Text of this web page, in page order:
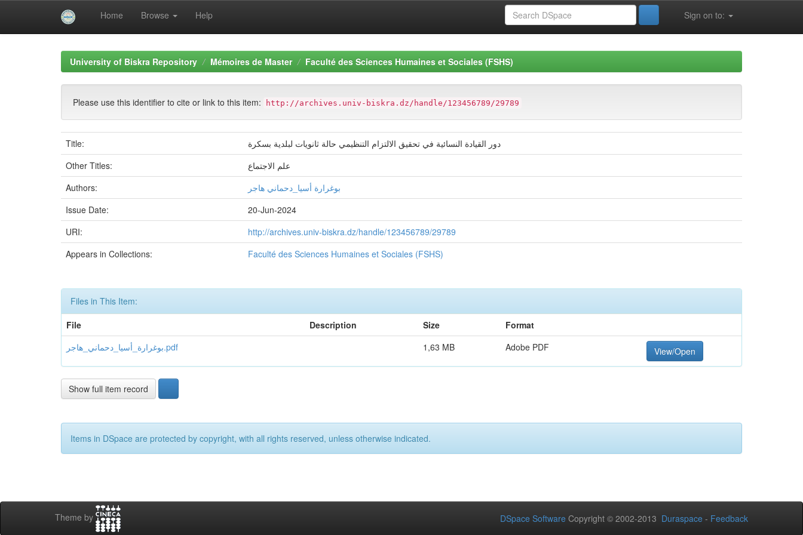
Home Browse Help Sign on to:
University of Biskra Repository Mémoires de Master Faculté des Sciences Humaines et Sociales (FSHS)
Please use this identifier to cite or link to this item: http://archives.univ-biskra.dz/handle/123456789/29789
Title:
دور القيادة النسائية في تحقيق الالتزام التنظيمي حالة ثانويات لبلدية بسكرة
Other Titles:
علم الاجتماع
Authors:
بوغرارة أسيا_دحماني هاجر
Issue Date:
20-Jun-2024
URI:
http://archives.univ-biskra.dz/handle/123456789/29789
Appears in Collections:
Faculté des Sciences Humaines et Sociales (FSHS)
Files in This Item:
File
Description Size
Format
بوغرارة_أسيا_دحماني_هاجر.pdf
1,63 MB Adobe PDF View/Open
Show full item record
Items in DSpace are protected by copyright, with all rights reserved, unless otherwise indicated.
Theme by DSpace Software Copyright © 2002-2013 Duraspace - Feedback